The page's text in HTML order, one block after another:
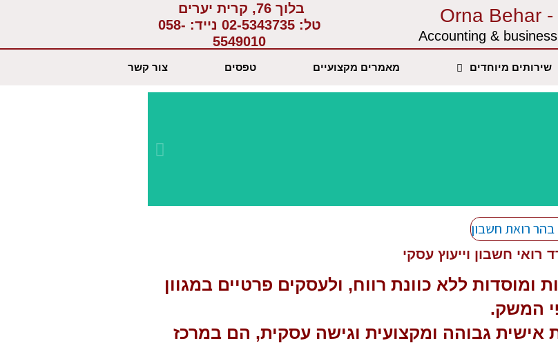
Accounting &
בלוך 76, קרית יערים
טל:02-5343735 נייד: 058-
5549010
שירותים מיוחדים מאמרים מקצועיים טפסים צור קשר
חשבון וייעוץ עסקי
ומוסדות ללא כוונת רווח, ולעסקים פרטיים במגוון
המשק.
אישית גבוהה ומקצועית וגישה עסקית, הם במרכז